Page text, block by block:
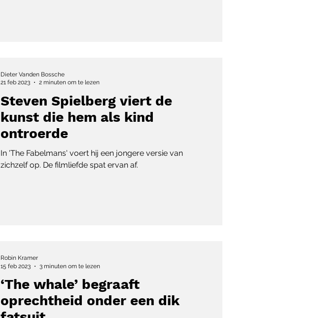
Steven Spielberg viert de
kunst die hem als kind
ontroerde
In 'The Fabelmans' voert hij een jongere versie van
zichzelf op. De filmliefde spat ervan af.
Dieter Vanden Bossche
21 feb 2023
2 minuten om te lezen
‘The whale’ begraaft
oprechtheid onder een dik
Robin Kramer
15 feb 2023
3 minuten om te lezen